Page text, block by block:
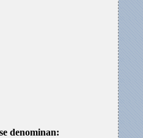
denominan: